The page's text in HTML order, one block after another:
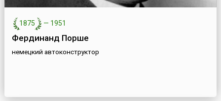
1875 — 1951
Фердинанд Порше
немецкий автоконструктор